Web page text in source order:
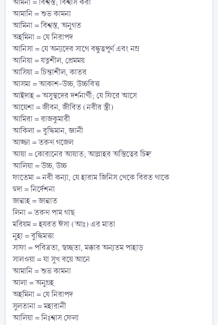
আমানি = শুভ কামনা
আমিনা = বিশ্বস্ত, অনুগত
অহমিনা = যে নিরাপদ
আনিসা = যে অন্যদের সাথে বন্ধুত্বপূর্ণ এবং নম্র
আনিয়া = যত্নশীল, প্রেমময়
আসিয়া = চিন্তাশীল, কাতর
আসমা = আকাশ-উচ্চ, উচ্চবিত্ত
আইদাহ = অসুস্থদের দর্শনার্থী; যে ফিরে আসে
আয়েশা = জীবন, জীবিত (নবীর স্ত্রী)
আমিরা = রাজকুমারী
আকিলা = বুদ্ধিমান, জ্ঞানী
আজ্জা = তরুণ গজেল
আয়া = কোরানের আয়াত; আল্লাহর অস্তিত্বের চিহ্ন
আলিয়া = উচ্চ, উচ্চ
ফাতেমা = নবী কন্যা, যে হারাম জিনিস থেকে বিরত থাকে
হুদা = নির্দেশনা
জান্নাহ = জান্নাত
লিনা = তরুণ পাম গাছ
মরিয়ম = হযরত ঈসা (আঃ) এর মাতা
নুহা = বুদ্ধিমত্তা
সাফা = পবিত্রতা, স্বচ্ছতা, মক্কার অন্যতম পাহাড়
সালওয়া = যা সুখ বয়ে আনে
আমানি = শুভ কামনা
আলা = অনুগ্রহ
অহমিনা = যে নিরাপদ
সুলতানা = মহারানী
আলিয়া = নিঃশ্বাস ফেলা